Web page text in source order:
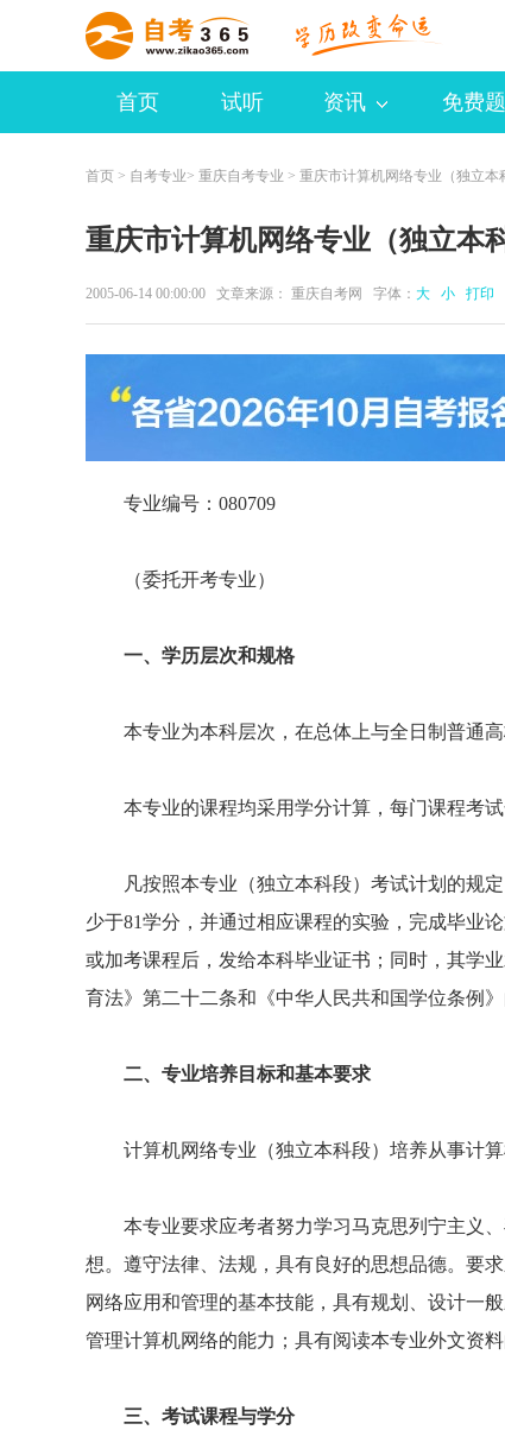
首页 试听 资讯 免费
首页 > 自考专业> 重庆自考专业 > 重庆市计算机网络专业（独立本
重庆市计算机网络专业（独立本
2005-06-14 00:00:00 文章来源： 重庆自考网 字体： 大 小 打印
专业编号：080709
（委托开考专业）
一、学历层次和规格
本专业为本科层次，在总体上与全日制普通高
本专业的课程均采用学分计算，每门课程考试
凡按照本专业（独立本科段）考试计划的规定
少于81学分，并通过相应课程的实验，完成毕业
或加考课程后，发给本科毕业证书；同时，其学
育法》第二十二条和《中华人民共和国学位条例
二、专业培养目标和基本要求
计算机网络专业（独立本科段）培养从事计算
本专业要求应考者努力学习马克思列宁主义、
想。遵守法律、法规，具有良好的思想品德。要
网络应用和管理的基本技能，具有规划、设计一
管理计算机网络的能力；具有阅读本专业外文资料
三、考试课程与学分